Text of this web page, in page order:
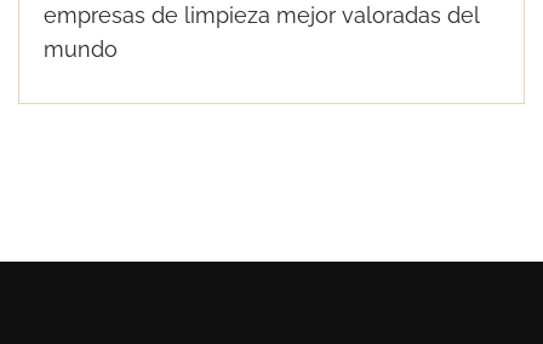
empresas de limpieza mejor valoradas del
mundo